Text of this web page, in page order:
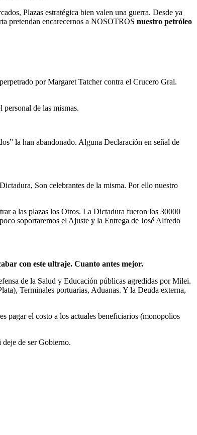
Plazas estratégica bien valen una guerra. Desde ya
pretendan encarecernos a NOSOTROS nuestro petróleo
por Margaret Tatcher contra el Crucero Gral.
de las mismas.
la han abandonado. Alguna Declaración en señal de
Son celebrantes de la misma. Por ello nuestro
a las plazas los Otros. La Dictadura fueron los 30000
soportaremos el Ajuste y la Entrega de José Alfredo
con este ultraje. Cuanto antes mejor.
de la Salud y Educación públicas agredidas por Milei.
Terminales portuarias, Aduanas. Y la Deuda externa,
pagar el costo a los actuales beneficiarios (monopolios
de ser Gobierno.